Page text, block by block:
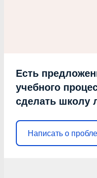
Есть
учебного
сделать школу
Написать о